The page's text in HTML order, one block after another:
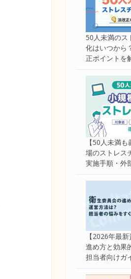
50人未満のス
化はいつから
正ポイントを
【50人未満
場のストレス
実施手順・外
【2026年最
進め方と効果
担当者向けガ